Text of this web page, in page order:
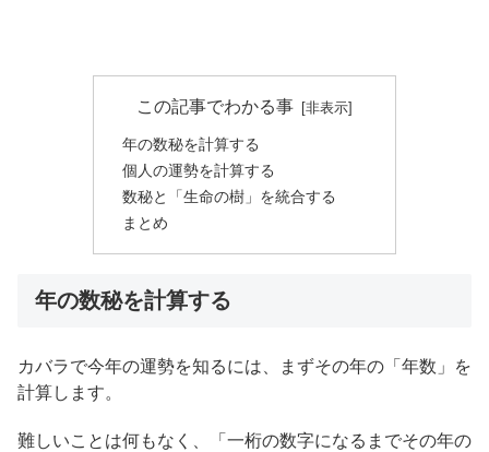
この記事でわかる事
年の数秘を計算する
個人の運勢を計算する
数秘と「生命の樹」を統合する
まとめ
年の数秘を計算する
カバラで今年の運勢を知るには、まずその年の「年数」を
計算します。
難しいことは何もなく、「一桁の数字になるまでその年の